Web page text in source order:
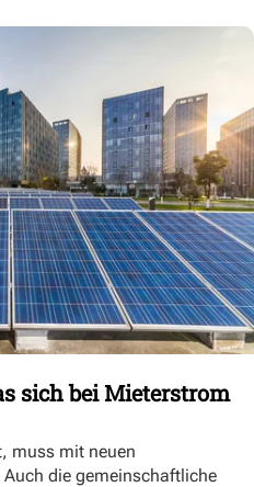
sich bei Mieterstrom
muss mit neuen
die gemeinschaftliche